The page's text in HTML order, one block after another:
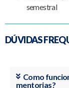
semestral
DÚVIDAS
Como
mentorias?